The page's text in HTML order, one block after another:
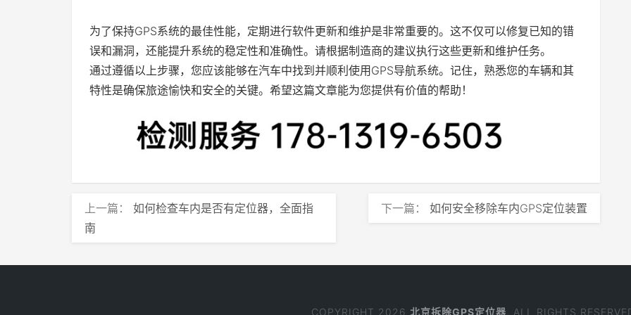
为了保持GPS系统的最佳性能，定期进行软件更新和维护是非常重要的。这不仅可以修复已知的错
误和漏洞，还能提升系统的稳定性和准确性。请根据制造商的建议执行这些更新和维护任务。
通过遵循以上步骤，您应该能够在汽车中找到并顺利使用GPS导航系统。记住，熟悉您的车辆和其
特性是确保旅途愉快和安全的关键。希望这篇文章能为您提供有价值的帮助！
上一篇： 如何检查车内是否有定位器，全面指
南
下一篇： 如何安全移除车内GPS定位装置
COPYRIGHT 2026 北京拆除GPS定位器 . ALL RIGHTS